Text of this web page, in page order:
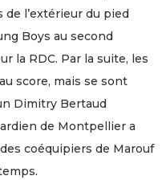
l’extérieur du pied
Boys au second
la RDC. Par la suite, les
score, mais se sont
Dimitry Bertaud
de Montpellier a
coéquipiers de Marouf